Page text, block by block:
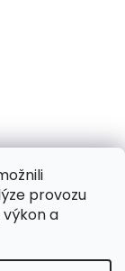
provozu
a